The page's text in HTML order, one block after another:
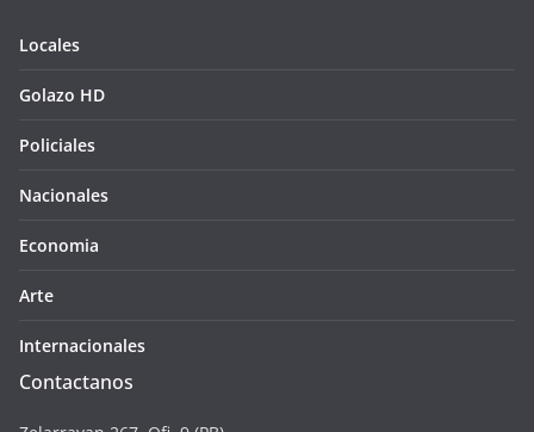
Locales
Golazo HD
Policiales
Nacionales
Economia
Arte
Internacionales
Contactanos